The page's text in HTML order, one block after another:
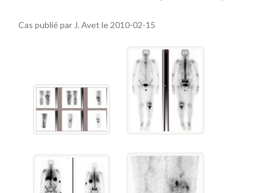
Cas publié par J. Avet le 2010-02-15